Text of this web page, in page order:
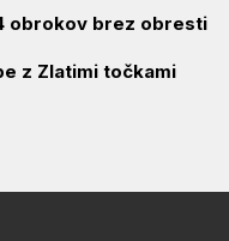
obrokov brez obresti
z Zlatimi točkami